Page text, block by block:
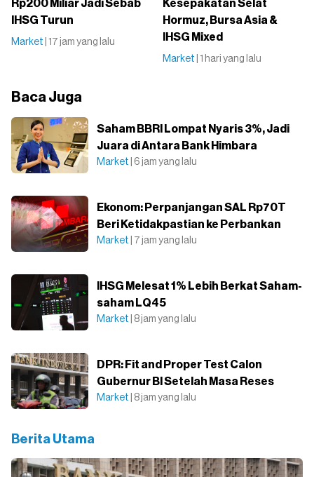
Rp200 Miliar Jadi Sebab
IHSG Turun
Market | 17 jam yang lalu
Kesepakatan Selat
Hormuz, Bursa Asia &
IHSG Mixed
Market | 1 hari yang lalu
Baca Juga
Saham BBRI Lompat Nyaris 3%, Jadi
Juara di Antara Bank Himbara
Market | 6 jam yang lalu
Ekonom: Perpanjangan SAL Rp70T
Beri Ketidakpastian ke Perbankan
Market | 7 jam yang lalu
IHSG Melesat 1% Lebih Berkat Saham-
saham LQ45
Market | 8 jam yang lalu
DPR: Fit and Proper Test Calon
Gubernur BI Setelah Masa Reses
Market | 8 jam yang lalu
Berita Utama